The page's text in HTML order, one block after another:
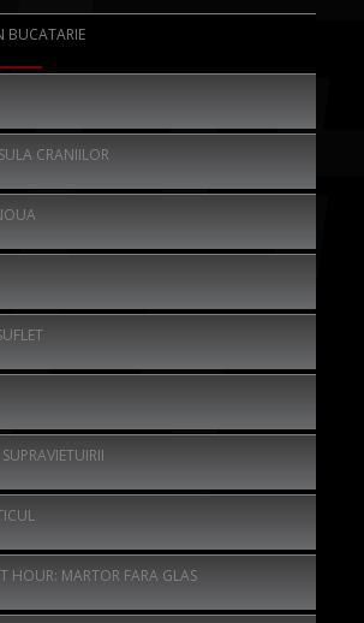
BUCATARIE
CRANIILOR
HOUR: MARTOR FARA GLAS